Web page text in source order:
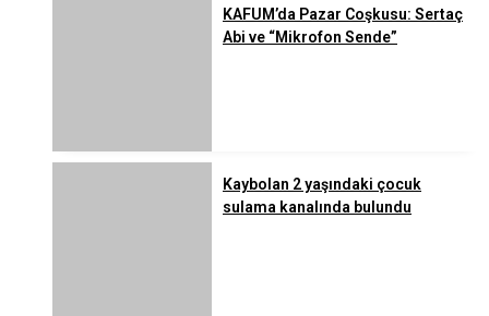
KAFUM’da Pazar Coşkusu: Sertaç
Abi ve “Mikrofon Sende”
Kaybolan 2 yaşındaki çocuk
sulama kanalında bulundu